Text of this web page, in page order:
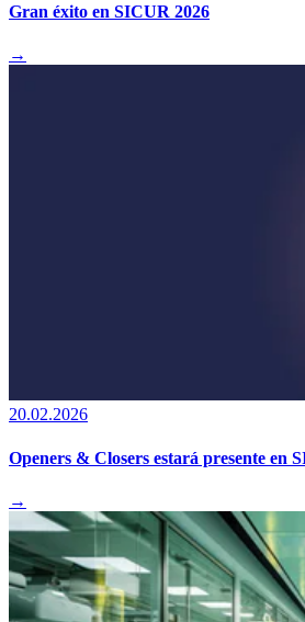
Gran éxito en SICUR 2026
→
20.02.2026
Openers & Closers estará presente en
→